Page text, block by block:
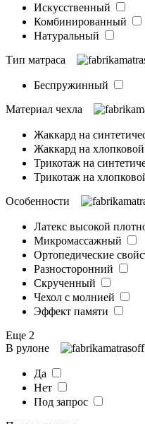
Искусственный
Комбинированный
Натуральный
Тип матраса
Беспружинный
Материал чехла
Жаккард на
Жаккард на
Трикотаж на
Трикотаж на
Особенности
Латекс высокой
Микромассажный
Ортопедические
Разносторонний
Скрученный
Чехол с молнией
Эффект памяти
Еще 2
В рулоне
Да
Нет
Под запрос